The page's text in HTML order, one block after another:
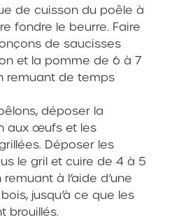
de cuisson du poêle à
fondre le beurre. Faire
de saucisses
et la pomme de 6 à 7
remuant de temps
déposer la
aux œufs et les
Déposer les
le gril et cuire de 4 à 5
à l’aide d’une
jusqu’à ce que les
brouillés.